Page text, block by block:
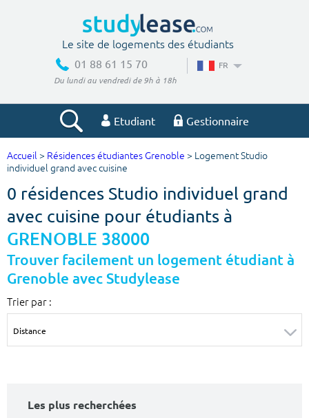
Le site de logements des étudiants
01 88 61 15 70
Du lundi au vendredi de 9h à 18h
FR
Etudiant Gestionnaire
Votre recherche
Ville, école
Budget min
€
Budget max
m² m²
Accueil > Résidences étudiantes Grenoble > Logement Studio
individuel grand avec cuisine
0 résidences Studio individuel grand
avec cuisine pour étudiants à
GRENOBLE 38000
Trouver facilement un logement étudiant à
Grenoble avec Studylease
Trier par :
Les plus recherchées